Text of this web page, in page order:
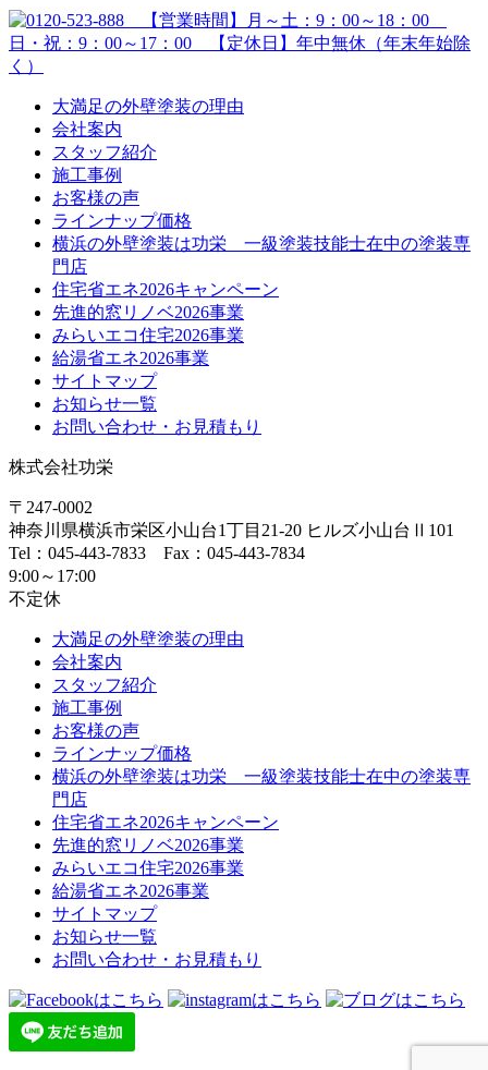
大満足の外壁塗装の理由
会社案内
スタッフ紹介
施工事例
お客様の声
ラインナップ価格
横浜の外壁塗装は功栄 一級塗装技能士在中の塗装専
門店
住宅省エネ2026キャンペーン
先進的窓リノベ2026事業
みらいエコ住宅2026事業
給湯省エネ2026事業
サイトマップ
お知らせ一覧
お問い合わせ・お見積もり
株式会社功栄
〒247-0002
神奈川県横浜市栄区小山台1丁目21-20 ヒルズ小山台Ⅱ101
Tel：045-443-7833 Fax：045-443-7834
9:00～17:00
不定休
大満足の外壁塗装の理由
会社案内
スタッフ紹介
施工事例
お客様の声
ラインナップ価格
横浜の外壁塗装は功栄 一級塗装技能士在中の塗装専
門店
住宅省エネ2026キャンペーン
先進的窓リノベ2026事業
みらいエコ住宅2026事業
給湯省エネ2026事業
サイトマップ
お知らせ一覧
お問い合わせ・お見積もり